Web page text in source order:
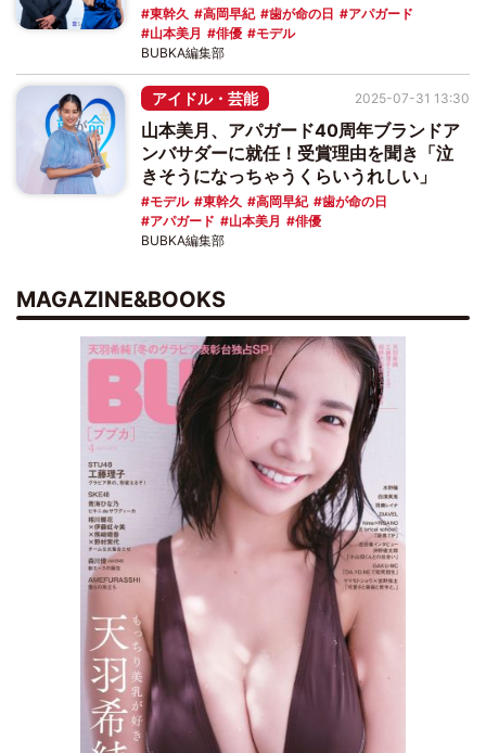
東幹久 高岡早紀 歯が命の日
アパガード
山本美月
俳優 モデル
BUBKA編集部
アイドル・芸能
山本美月、アパガード40周年ブランドア
ンバサダーに就任！受賞理由を聞き「泣
きそうになっちゃうくらいうれしい」
モデル 東幹久 高岡早紀
歯が命の日
アパガード
山本美月 俳優
2025-07-31 13:30
BUBKA編集部
MAGAZINE&BOOKS